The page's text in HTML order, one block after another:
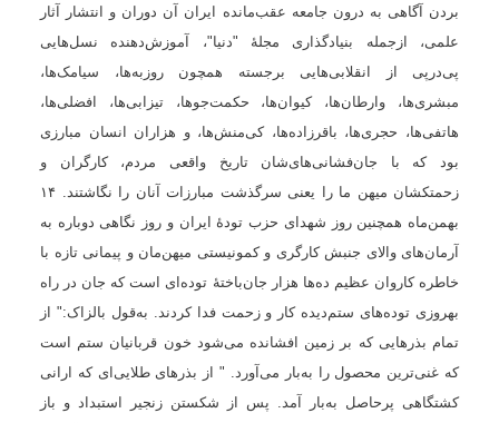
بردن آگاهی به درون جامعه عقب‌مانده ایران آن دوران و انتشار آثار
علمی، ازجمله بنیادگذاری مجلۀ "دنیا"، آموزش‌دهنده نسل‌هایی
پی‌درپی‌ از انقلابی‌‌هایی برجسته همچون روزبه‌ها، سیامک‌ها،
مبشری‌ها، وارطان‌ها، کیوان‌ها، حکمت‌جوها، تیزابی‌ها، افضلی‌ها،
هاتفی‌ها، حجری‌ها، باقرزاده‌ها، کی‌منش‌ها، و هزاران انسان‌ مبارزی
بود که با جان‌فشانی‌های‌شان تاریخ واقعی مردم، کارگران و
زحمتکشان میهن ما را یعنی سرگذشت مبارزات آنان را نگاشتند.۱۴
بهمن‌ماه همچنین روز شهدای حزب تودهٔ ایران و روز نگاهی دوباره به
آرمان‌های والای جنبش کارگری و کمونیستی میهن‌مان و پیمانی تازه با
خاطره کاروان عظیم ده‌ها هزار جان‌باختهٔ توده‌ای است که جان در راه
بهروزی توده‌های ستم‌دیده کار و زحمت فدا کردند . به‌قول بالزاک:" از
تمام بذرهایی که بر زمین افشانده می‌شود خون قربانیان ستم است
که غنی‌ترین محصول را به‌بار می‌آورد. " از بذرهای طلایی‌ای که ارانی
کشتگاهی پرحاصل به‌بار آمد. پس از شکستن زنجیر استبداد و باز